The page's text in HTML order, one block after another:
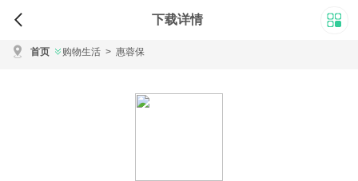
下载详情
首页 购物生活 > 惠蓉保